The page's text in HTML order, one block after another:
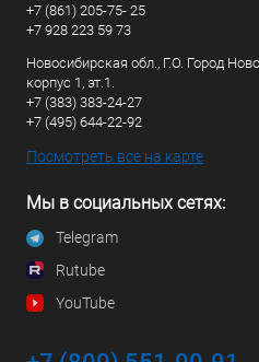
+7 (861) 205-75- 25
+7 928 223 59 73
Новосибирская обл., Г.О. Город
корпус 1, эт.1.
+7 (383) 383-24-27
+7 (495) 644-22-92
Посмотреть все на карте
Мы в социальных сетях:
Telegram
Rutube
YouTube